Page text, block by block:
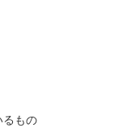
るもの